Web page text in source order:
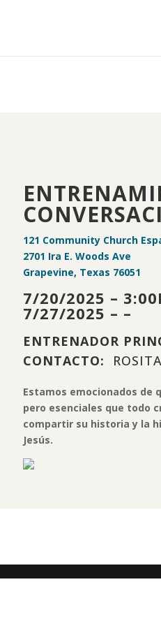
121 Community Church
2701 Ira E. Woods Ave
Grapevine, Texas 76051
7/20/2025 –
7/27/2025 – –
ENTRENADOR
CONTACTO:
Estamos emocionados de
pero esenciales que todo
compartir su historia y la
Jesús.